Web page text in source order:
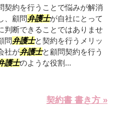
契約を行うことで悩みが解消
、顧問弁護士が自社にとって
判断できることではありませ
問弁護士と契約を行うメリッ
社が弁護士と顧問契約を行う
護士のような役割...
契約書 書き方 »